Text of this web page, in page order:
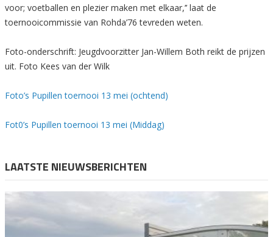
voor; voetballen en plezier maken met elkaar,’’ laat de
toernooicommissie van Rohda’76 tevreden weten.
Foto-onderschrift: Jeugdvoorzitter Jan-Willem Both reikt de prijzen
uit. Foto Kees van der Wilk
Foto’s Pupillen toernooi 13 mei (ochtend)
Fot0’s Pupillen toernooi 13 mei (Middag)
LAATSTE NIEUWSBERICHTEN